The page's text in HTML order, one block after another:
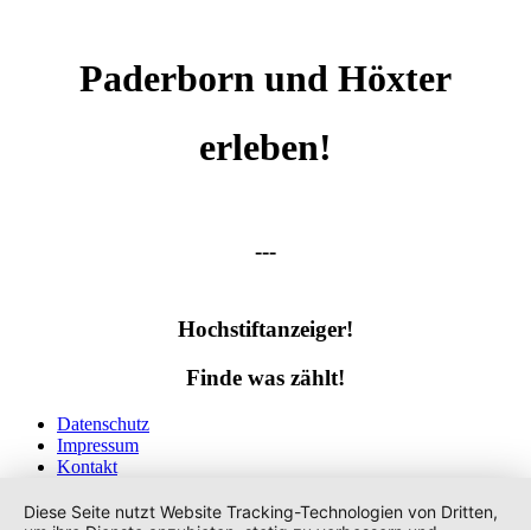
Paderborn und Höxter
erleben!
---
Hochstiftanzeiger!
Finde was zählt!
Datenschutz
Impressum
Kontakt
Diese Seite nutzt Website Tracking-Technologien von Dritten,